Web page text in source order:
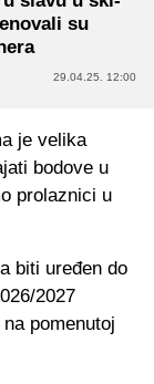
su
29.04.25. 12:00
je velika
bodove u
prolaznici u
biti uređen do
2027
pomenutoj